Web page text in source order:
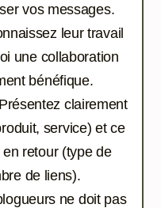
vos messages.
leur travail
une collaboration
bénéfique.
clairement
service) et ce
retour (type de
de liens).
ne doit pas